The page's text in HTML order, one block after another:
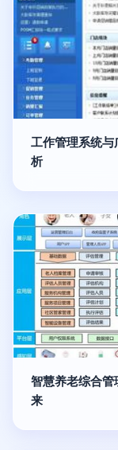
工作管理系统
析
智慧养老综合
来